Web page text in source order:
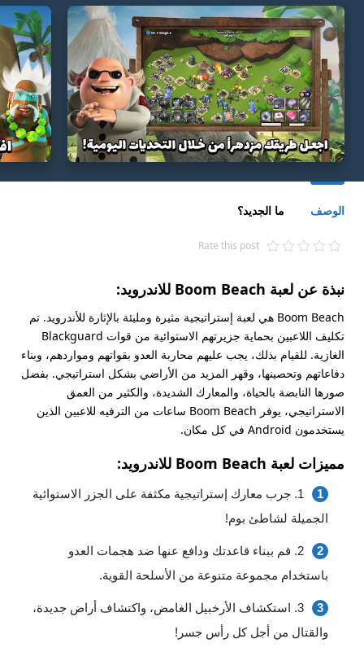
الوصف ما الجديد؟
Rate this post
نبذة عن لعبة Boom Beach للاندرويد:
Boom Beach هي لعبة إستراتيجية مثيرة ومليئة بالإثارة للأندرويد. تم
تكليف اللاعبين بحماية جزيرتهم الاستوائية من قوات Blackguard
الغازية. للقيام بذلك، يجب عليهم محاربة العدو بقواتهم ومواردهم، وبناء
دفاعاتهم وتحصينها، وقهر المزيد من الأراضي بشكل استراتيجي. بفضل
صورها النابضة بالحياة، والمعارك الشديدة، والكثير من العمق
الاستراتيجي، يوفر Boom Beach ساعات من الترفيه للاعبين الذين
يستخدمون Android في كل مكان.
مميزات لعبة Boom Beach للاندرويد:
1. جرب معارك إستراتيجية مكثفة على الجزر الاستوائية
الجميلة لشاطئ بوم!
2. قم ببناء قاعدتك ودافع عنها ضد هجمات العدو
باستخدام مجموعة متنوعة من الأسلحة القوية.
3. استكشاف الأرخبيل الغامض، واكتشاف أراض جديدة،
والقتال من أجل كل رأس جسر!